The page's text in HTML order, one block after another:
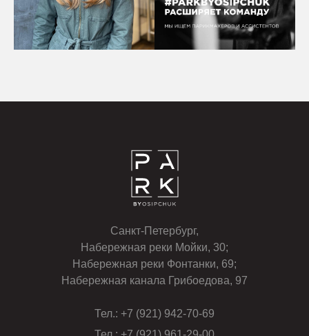
Санкт-Петербург,
Набережная реки Мойки, 30;
Набережная реки Фонтанки, 69;
Набережная канала Грибоедова, 97
Тел.: +7 (921) 942-70-69